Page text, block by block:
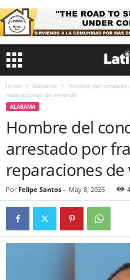
Inicio Alabama
Hombre del condado
reparaciones de vivienda
ALABAMA
Hombre del
arrestado por
reparaciones de
Por Felipe Santos - May 8, 2026